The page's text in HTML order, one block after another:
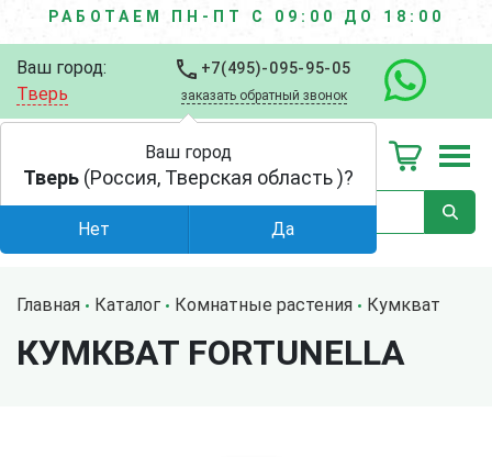
РАБОТАЕМ ПН-ПТ С 09:00 ДО 18:00
Ваш город:
Тверь
+7(495)-095-95-05
заказать обратный звонок
Главная Каталог Комнатные растения Кумкват
КУМКВАТ FORTUNELLA
Ваш город
Тверь (Россия, Тверская область )?
Нет Да